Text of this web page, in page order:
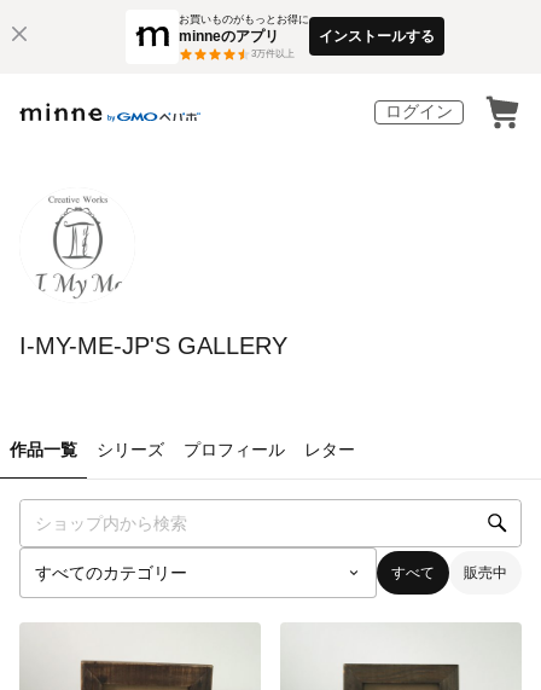
お買いものがもっとお得に
minneのアプリ
3万件以上
インストールする
ログイン
I-MY-ME-JP'S GALLERY
作品一覧 シリーズ プロフィール レター
すべて 販売中